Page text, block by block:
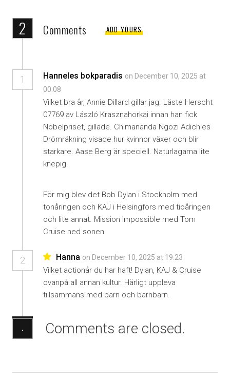
2 Comments ADD YOURS
1 Hanneles bokparadis on December 10, 2025 at
00:08
Vilket bra år, Annie Dillard gillar jag. Läste Herscht
07769 av László Krasznahorkai innan han fick
Nobelpriset, gillade. Chimananda Ngozi Adichies
Drömräkning visade hur kvinnor växer och blir
starkare. Aase Berg är speciell. Naturlagarna lite
knepig.
För mig blev det Bob Dylan i Stockholm med
tonåringen och KAJ i Helsingfors med tioåringen
och lite annat. Mission Impossible med Tom
Cruise ned sonen
2 Hanna on December 10, 2025 at 19:23
Vilket actionår du har haft! Dylan, KAJ & Cruise
ovanpå all annan kultur. Härligt uppleva
tillsammans med barn och barnbarn.
· Comments are closed.